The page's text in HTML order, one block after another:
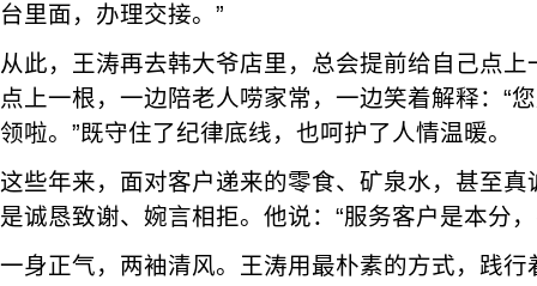
台里面，办理交接。”
从此，王涛再去韩大爷店里，总会提前给自己点
点上一根，一边陪老人唠家常，一边笑着解释：“
领啦。”既守住了纪律底线，也呵护了人情温暖。
这些年来，面对客户递来的零食、矿泉水，甚至
是诚恳致谢、婉言相拒。他说：“服务客户是本分，
一身正气，两袖清风。王涛用最朴素的方式，践